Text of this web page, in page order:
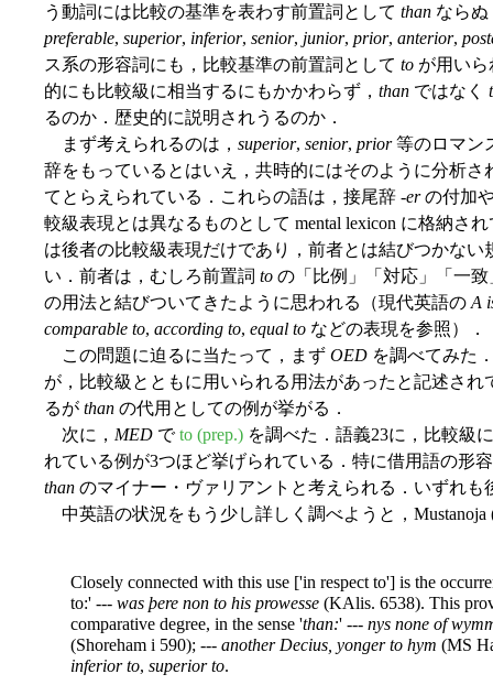
う動詞には比較の基準を表わす前置詞として than ならぬ
preferable, superior, inferior, senior, junior, prior, anterior,
ス系の形容詞にも，比較基準の前置詞として to が用い
的にも比較級に相当するにもかかわらず， than ではなく
るのか．歴史的に説明されうるのか．
まず考えられるのは， superior, senior, prior等のロマン
辞をもっているとはいえ，共時的にはそのように分析
てとらえられている．これらの語は，接尾辞 -erの付加
較級表現とは異なるものとして mental lexicon に格納さ
は後者の比較級表現だけであり，前者とは結びつかな
い．前者は，むしろ前置詞 to の「比例」「対応」「一
の用法と結びついてきたように思われる（現代英語の A
comparable to, according to, equal to などの表現を参照）．
この問題に迫るに当たって，まず OED を調べてみた
が，比較級とともに用いられる用法があったと記述さ
るが than の代用としての例が挙がる．
次に， MED でto (prep.) を調べた．語義23に，比較級
れている例が3つほど挙げられている．特に借用語の形
than のマイナー・ヴァリアントと考えられる．いずれも
中英語の状況をもう少し詳しく調べようと，Mustanoja
Closely connected with this use ['in respect to'] is the
to:' --- was þere non to his prowesse (KAlis. 6538). This
comparative degree, in the sense 'than:' --- nys none of
(Shoreham i 590); --- another Decius, yonger to hym (MS
inferior to, superior to.